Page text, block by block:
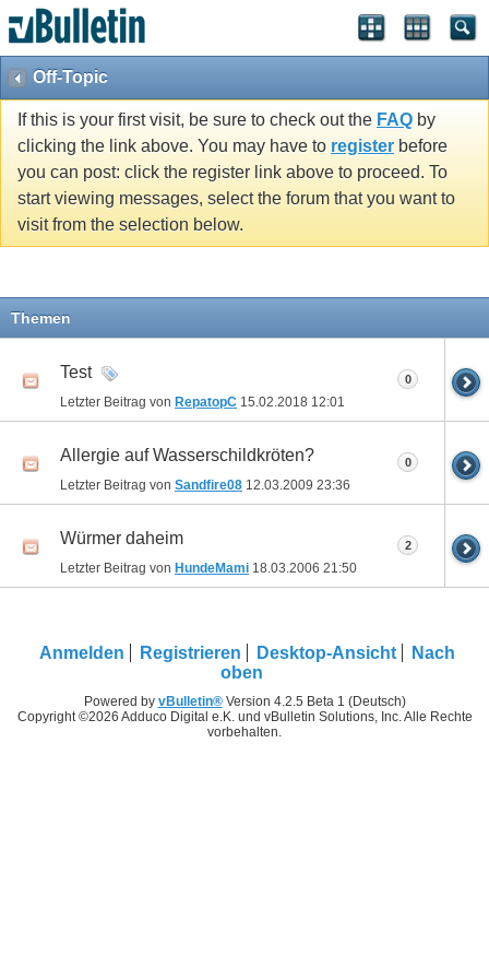
Off-Topic
If this is your first visit, be sure to check out the FAQ by
clicking the link above. You may have to register before
you can post: click the register link above to proceed. To
start viewing messages, select the forum that you want to
visit from the selection below.
Themen
Test
Letzter Beitrag von RepatopC 15.02.2018 12:01
0
Allergie auf Wasserschildkröten?
Letzter Beitrag von Sandfire08 12.03.2009 23:36
0
Würmer daheim
Letzter Beitrag von HundeMami 18.03.2006 21:50
2
Anmelden Registrieren Desktop-Ansicht
Nach
oben
Powered by vBulletin®Version 4.2.5 Beta 1 (Deutsch)
Copyright ©2026 Adduco Digital e.K. und vBulletin Solutions, Inc. Alle Rechte
vorbehalten.